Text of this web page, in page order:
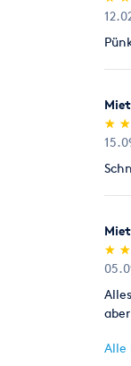
(*)
★
★
(*) ★
★
(*)
(*)
(*)
(*)
★
★
(*) ★
★
(*)
(*)
(*)
Alle